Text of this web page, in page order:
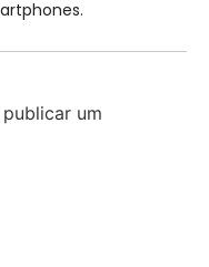
um